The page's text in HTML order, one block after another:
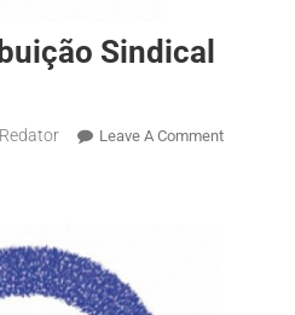
Sindical
Redator Leave A Comment